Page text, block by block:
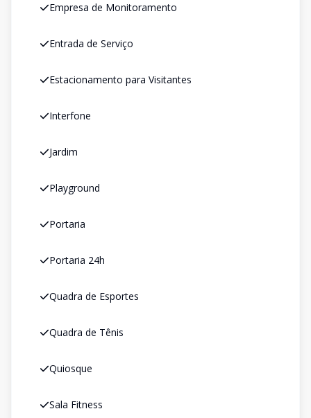
Empresa de Monitoramento
Entrada de Serviço
Estacionamento para Visitantes
Interfone
Jardim
Playground
Portaria
Portaria 24h
Quadra de Esportes
Quadra de Tênis
Quiosque
Sala Fitness